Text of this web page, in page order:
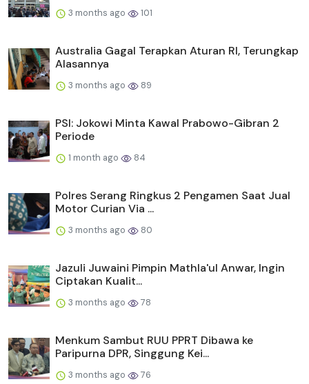
3 months ago 101
Australia Gagal Terapkan Aturan RI, Terungkap
Alasannya
3 months ago 89
PSI: Jokowi Minta Kawal Prabowo-Gibran 2
Periode
1 month ago 84
Polres Serang Ringkus 2 Pengamen Saat Jual
Motor Curian Via ...
3 months ago 80
Jazuli Juwaini Pimpin Mathla'ul Anwar, Ingin
Ciptakan Kualit...
3 months ago 78
Menkum Sambut RUU PPRT Dibawa ke
Paripurna DPR, Singgung Kei...
3 months ago 76